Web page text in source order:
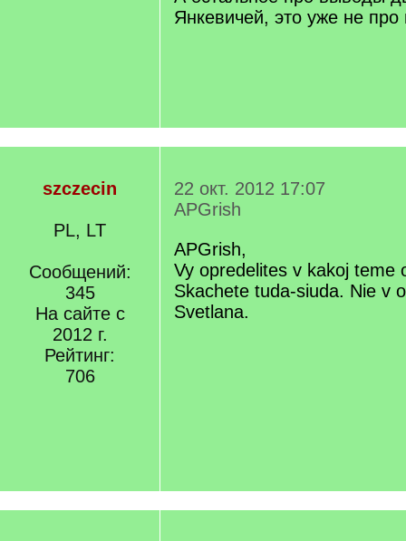
Янкевичей, это уже не про
szczecin
PL, LT
Сообщений:
345
На сайте с
2012 г.
Рейтинг:
706
22 окт. 2012 17:07
APGrish
APGrish,
Vy opredelites v kakoj teme
Skachete tuda-siuda. Nie v
Svetlana.